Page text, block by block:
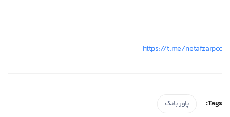
https://t.me/netafzarpcc
Tags: پاور بانک